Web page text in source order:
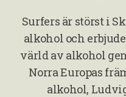
Surfers är störst i
alkohol och
värld av alkohol
Norra Europas
alkohol,